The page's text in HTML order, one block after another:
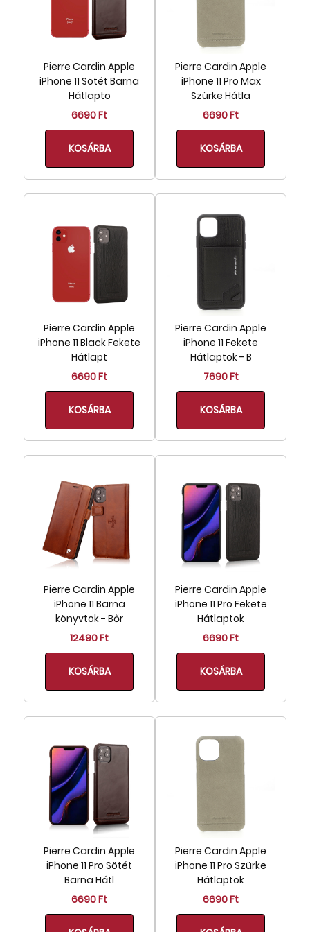
Pierre Cardin Apple
iPhone 11 Sötét Barna
Hátlapto
6690 Ft
KOSÁRBA
Pierre Cardin Apple
iPhone 11 Pro Max
Szürke Hátla
6690 Ft
KOSÁRBA
Pierre Cardin Apple
iPhone 11 Black Fekete
Hátlapt
6690 Ft
KOSÁRBA
Pierre Cardin Apple
iPhone 11 Fekete
Hátlaptok - B
7690 Ft
KOSÁRBA
Pierre Cardin Apple
iPhone 11 Barna
könyvtok - Bőr
12490 Ft
KOSÁRBA
Pierre Cardin Apple
iPhone 11 Pro Fekete
Hátlaptok
6690 Ft
KOSÁRBA
Pierre Cardin Apple
iPhone 11 Pro Sötét
Barna Hátl
6690 Ft
Pierre Cardin Apple
iPhone 11 Pro Szürke
Hátlaptok
6690 Ft